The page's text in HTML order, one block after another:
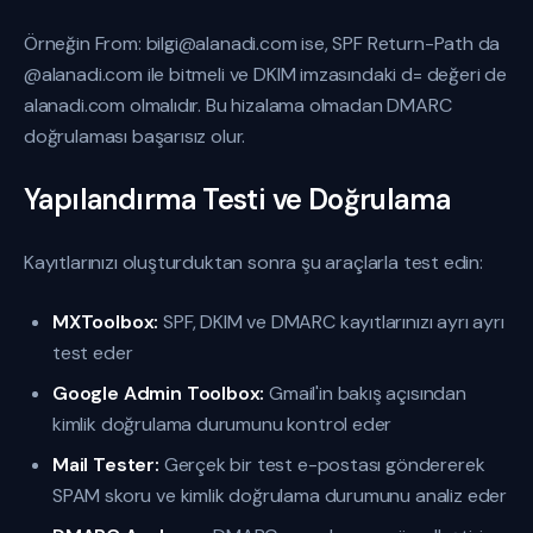
Örneğin From: bilgi@alanadi.com ise, SPF Return-Path da
@alanadi.com ile bitmeli ve DKIM imzasındaki d= değeri de
alanadi.com olmalıdır. Bu hizalama olmadan DMARC
doğrulaması başarısız olur.
Yapılandırma Testi ve Doğrulama
Kayıtlarınızı oluşturduktan sonra şu araçlarla test edin:
MXToolbox: SPF, DKIM ve DMARC kayıtlarınızı ayrı ayrı
test eder
Google Admin Toolbox: Gmail'in bakış açısından
kimlik doğrulama durumunu kontrol eder
Mail Tester: Gerçek bir test e-postası göndererek
SPAM skoru ve kimlik doğrulama durumunu analiz eder